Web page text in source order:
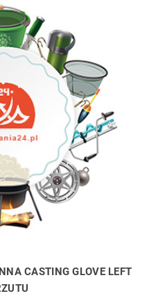
CASTING GLOVE LEFT